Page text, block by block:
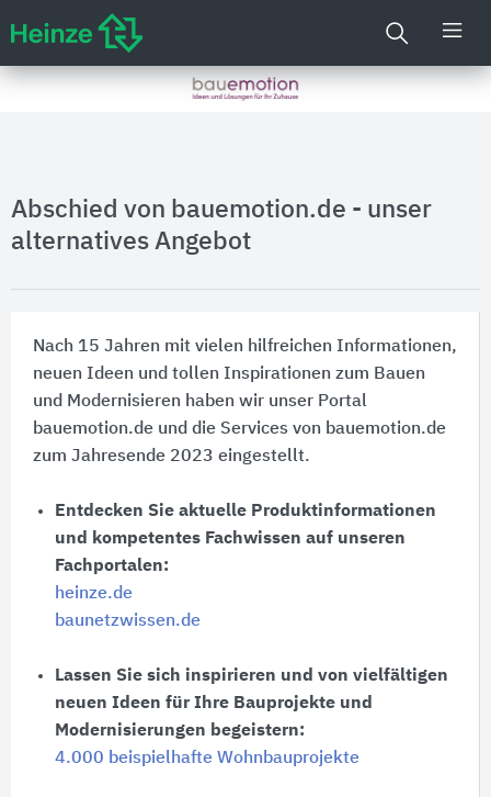
Abschied von bauemotion.de - unser
alternatives Angebot
Nach 15 Jahren mit vielen hilfreichen Informationen,
neuen Ideen und tollen Inspirationen zum Bauen
und Modernisieren haben wir unser Portal
bauemotion.de und die Services von bauemotion.de
zum Jahresende 2023 eingestellt.
Entdecken Sie aktuelle Produktinformationen
und kompetentes Fachwissen auf unseren
Fachportalen:
heinze.de
baunetzwissen.de
Lassen Sie sich inspirieren und von vielfältigen
neuen Ideen für Ihre Bauprojekte und
Modernisierungen begeistern:
4.000 beispielhafte Wohnbauprojekte